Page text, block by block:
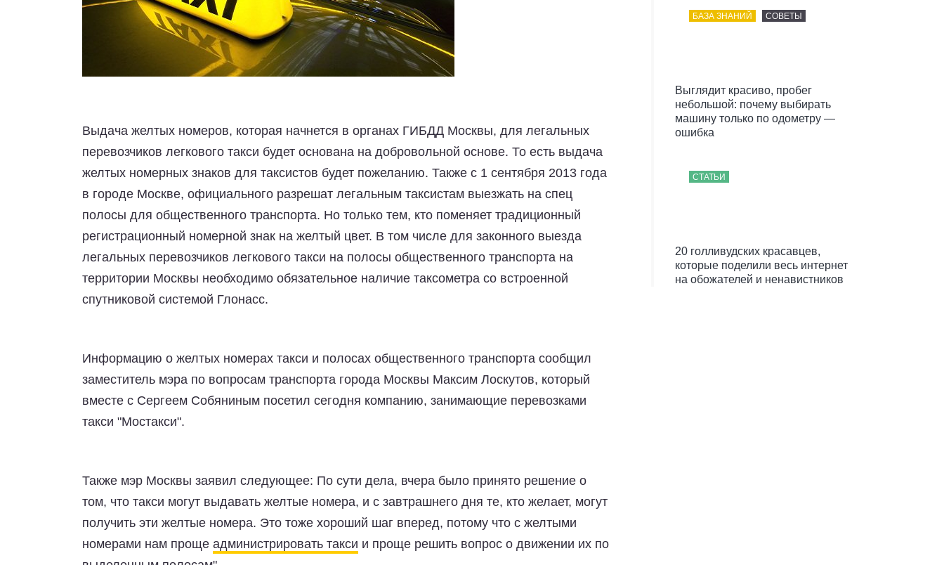
Выдача желтых номеров, которая начнется в органах ГИБДД Москвы, для легальных
перевозчиков легкового такси будет основана на добровольной основе. То есть выдача
желтых номерных знаков для таксистов будет пожеланию. Также с 1 сентября 2013 года
в городе Москве, официального разрешат легальным таксистам выезжать на спец
полосы для общественного транспорта. Но только тем, кто поменяет традиционный
регистрационный номерной знак на желтый цвет. В том числе для законного выезда
легальных перевозчиков легкового такси на полосы общественного транспорта на
территории Москвы необходимо обязательное наличие таксометра со встроенной
спутниковой системой Глонасс.
Информацию о желтых номерах такси и полосах общественного транспорта сообщил
заместитель мэра по вопросам транспорта города Москвы Максим Лоскутов, который
вместе с Сергеем Собяниным посетил сегодня компанию, занимающие перевозками
такси "Мостакси".
Также мэр Москвы заявил следующее: По сути дела, вчера было принято решение о
том, что такси могут выдавать желтые номера, и с завтрашнего дня те, кто желает, могут
получить эти желтые номера. Это тоже хороший шаг вперед, потому что с желтыми
номерами нам проще администрировать такси и проще решить вопрос о движении их по
БАЗА ЗНАНИЙ СОВЕТЫ
Выглядит красиво, пробег
небольшой: почему выбирать
машину только по одометру —
ошибка
СТАТЬИ
20 голливудских красавцев,
которые поделили весь интернет
на обожателей и ненавистников